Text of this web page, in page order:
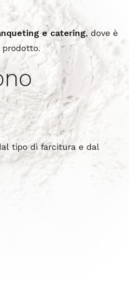
e catering, dove è
tipo di farcitura e dal